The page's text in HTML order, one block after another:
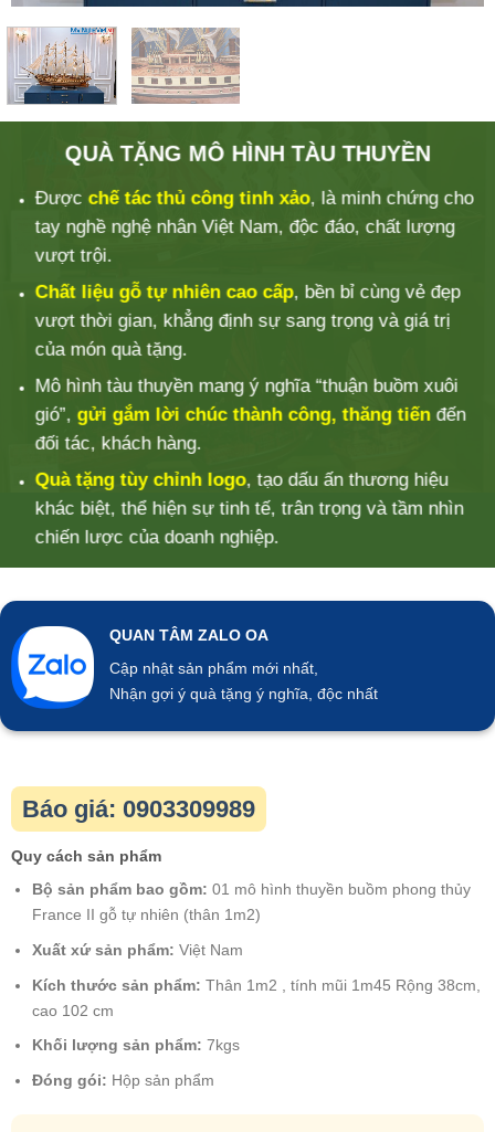
QUÀ TẶNG MÔ HÌNH TÀU THUYỀN
Được chế tác thủ công tinh xảo, là minh chứng cho
tay nghề nghệ nhân Việt Nam, độc đáo, chất lượng
vượt trội.
Chất liệu gỗ tự nhiên cao cấp, bền bỉ cùng vẻ đẹp
vượt thời gian, khẳng định sự sang trọng và giá trị
của món quà tặng.
Mô hình tàu thuyền mang ý nghĩa “thuận buồm xuôi
gió”, gửi gắm lời chúc thành công, thăng tiếnđến
đối tác, khách hàng.
Quà tặng tùy chỉnh logo, tạo dấu ấn thương hiệu
khác biệt, thể hiện sự tinh tế, trân trọng và tầm nhìn
chiến lược của doanh nghiệp.
QUAN TÂM ZALO OA
Cập nhật sản phẩm mới nhất,
Nhận gợi ý quà tặng ý nghĩa, độc nhất
Báo giá: 0903309989
Quy cách sản phẩm
Bộ sản phẩm bao gồm: 01 mô hình thuyền buồm phong thủy
France II gỗ tự nhiên (thân 1m2)
Xuất xứ sản phẩm: Việt Nam
Kích thước sản phẩm: Thân 1m2 , tính mũi 1m45 Rộng 38cm,
cao 102 cm
Khối lượng sản phẩm: 7kgs
Đóng gói: Hộp sản phẩm